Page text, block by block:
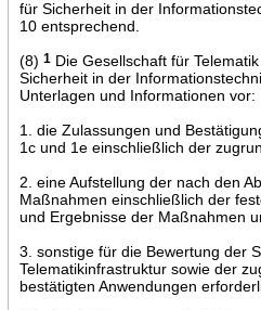
für Sicherheit in der
10 entsprechend.
(8) 1Die Gesellschaft für
Sicherheit in der
Unterlagen und Informationen vor:
1. die Zulassungen und
1c und 1e einschließlich der
2. eine Aufstellung der nach den
Maßnahmen einschließlich der
und Ergebnisse der Maßnahmen
3. sonstige für die Bewertung der
Telematikinfrastruktur sowie der
bestätigten Anwendungen